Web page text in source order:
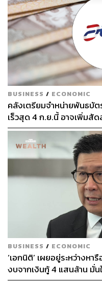
BUSINESS / ECONOMIC
คลังเตรียมจำหน่ายพันธบั
เร็วสุด 4 ก.ย.นี้ อาจเพิ่มสั
First มากขึ้น
BUSINESS / ECONOMIC
‘เอกนิติ’ เผยอยู่ระหว่างหา
งบจากเงินกู้ 4 แสนล้าน มั่น